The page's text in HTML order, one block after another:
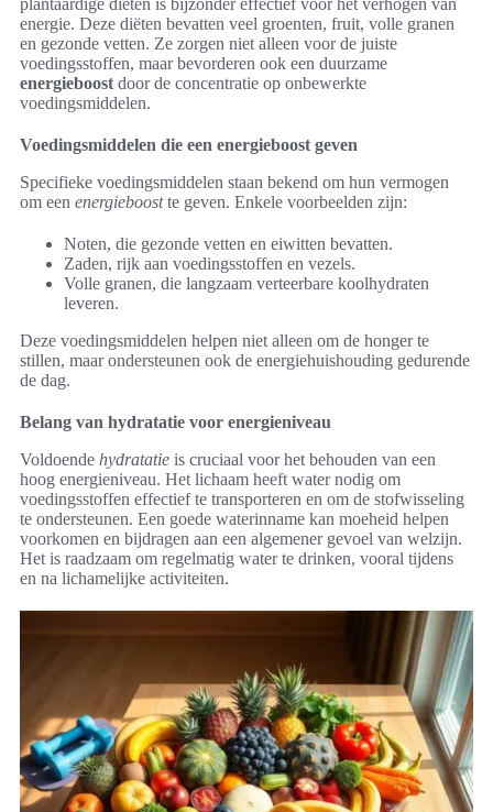
plantaardige diëten is bijzonder effectief voor het verhogen van
energie. Deze diëten bevatten veel groenten, fruit, volle granen
en gezonde vetten. Ze zorgen niet alleen voor de juiste
voedingsstoffen, maar bevorderen ook een duurzame
energieboost door de concentratie op onbewerkte
voedingsmiddelen.
Voedingsmiddelen die een energieboost geven
Specifieke voedingsmiddelen staan bekend om hun vermogen
om een energieboostte geven. Enkele voorbeelden zijn:
Noten, die gezonde vetten en eiwitten bevatten.
Zaden, rijk aan voedingsstoffen en vezels.
Volle granen, die langzaam verteerbare koolhydraten
leveren.
Deze voedingsmiddelen helpen niet alleen om de honger te
stillen, maar ondersteunen ook de energiehuishouding gedurende
de dag.
Belang van hydratatie voor energieniveau
Voldoende hydratatie is cruciaal voor het behouden van een
hoog energieniveau. Het lichaam heeft water nodig om
voedingsstoffen effectief te transporteren en om de stofwisseling
te ondersteunen. Een goede waterinname kan moeheid helpen
voorkomen en bijdragen aan een algemener gevoel van welzijn.
Het is raadzaam om regelmatig water te drinken, vooral tijdens
en na lichamelijke activiteiten.